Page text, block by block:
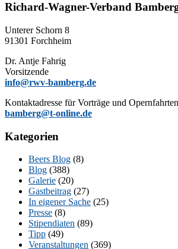
Richard-Wagner-Verband
Un­te­rer Schorn 8
91301 Forchheim
Dr. Ant­je Fahrig
Vorsitzende
info@rwv-bamberg.de
Kon­takt­adres­se für Vor­trä­ge und
bamberg@t-online.de
Kategorien
Beers Blog (8)
Blog (388)
Galerie (20)
Gastbeitrag (27)
In eigener Sache (25)
Presse (8)
Stipendiaten (89)
Tipp (49)
Veranstaltungen (369)